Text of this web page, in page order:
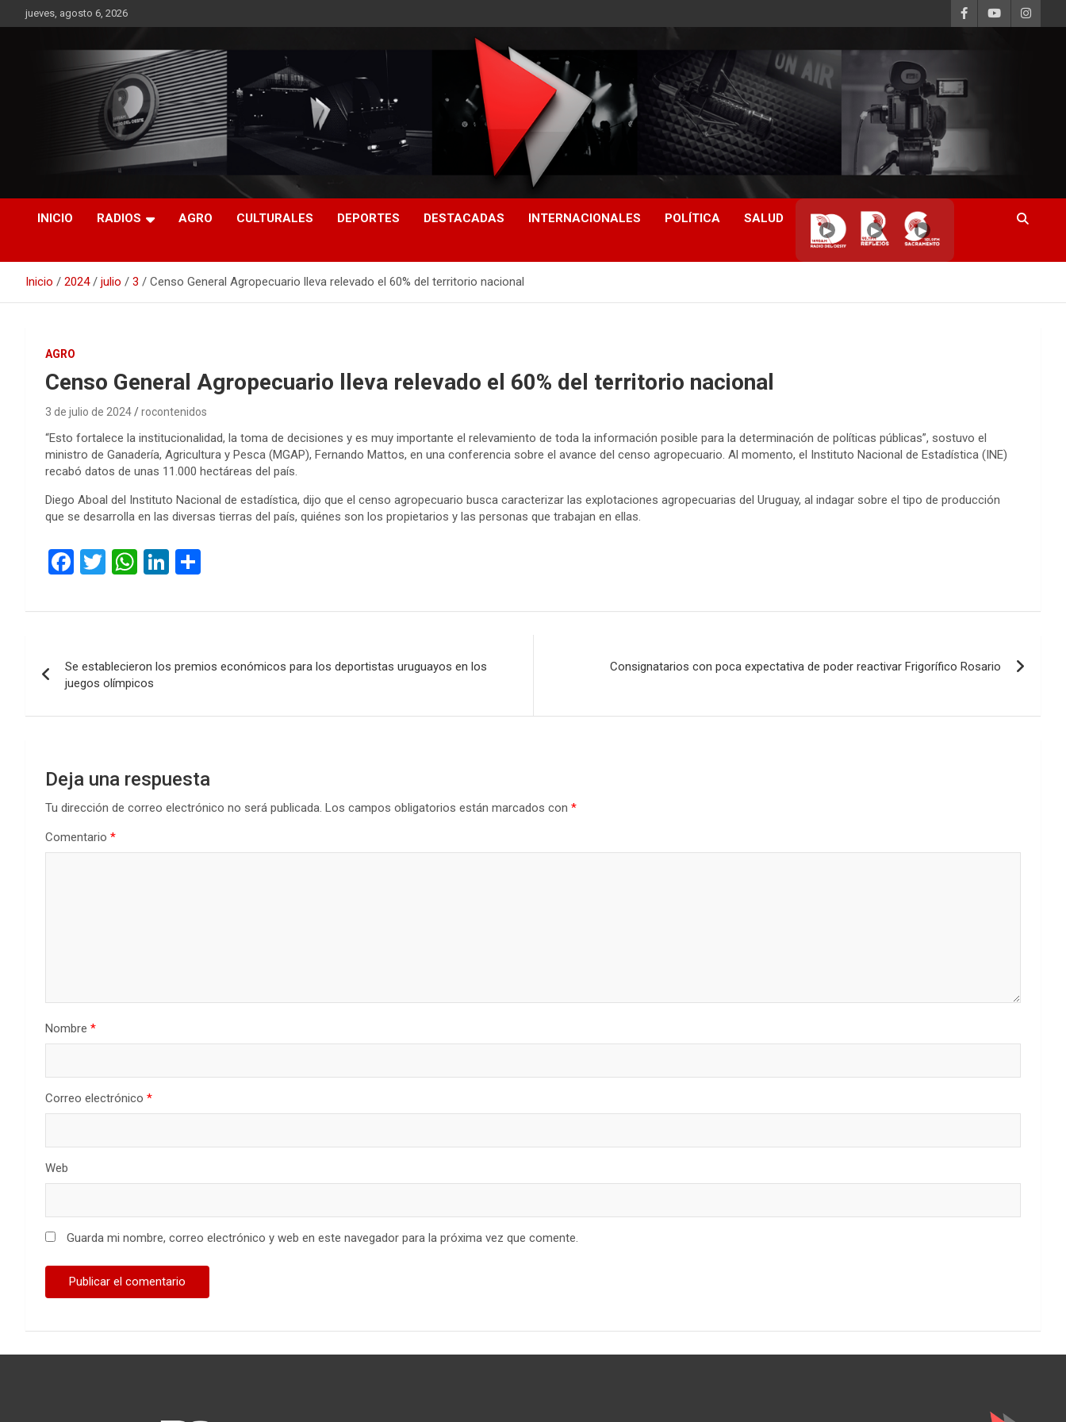
Saltar
al
jueves, agosto 6, 2026
RO CONTENIDOS
INICIO RADIOS AGRO CULTURALES DEPORTES DESTACADAS INTERNACIONALES POLÍTICA SALUD
▶ ▶ ▶
Inicio 2024 julio 3 Censo General Agropecuario lleva relevado el 60% del territorio nacional
AGRO
Censo General Agropecuario lleva relevado el 60% del territorio nacional
3 de julio de 2024 rocontenidos
“Esto fortalece la institucionalidad, la toma de decisiones y es muy importante el relevamiento de toda la información posible para la determinación de políticas públicas”, sostuvo el
ministro de Ganadería, Agricultura y Pesca (MGAP), Fernando Mattos, en una conferencia sobre el avance del censo agropecuario. Al momento, el Instituto Nacional de Estadística (INE)
recabó datos de unas 11.000 hectáreas del país.
Diego Aboal del Instituto Nacional de estadística, dijo que el censo agropecuario busca caracterizar las explotaciones agropecuarias del Uruguay, al indagar sobre el tipo de producción
que se desarrolla en las diversas tierras del país, quiénes son los propietarios y las personas que trabajan en ellas.
F
ce
o
o
k
T
tt
W
at
A
p
p
Li
ke
n
m
ar
de
entradas
Se establecieron los premios económicos para los deportistas uruguayos en los
juegos olímpicos
Consignatarios con poca expectativa de poder reactivar Frigorífico Rosario
Deja una respuesta
Tu dirección de correo electrónico no será publicada. Los campos obligatorios están marcados con *
Comentario *
Nombre *
Correo electrónico *
Web
Guarda mi nombre, correo electrónico y web en este navegador para la próxima vez que comente.